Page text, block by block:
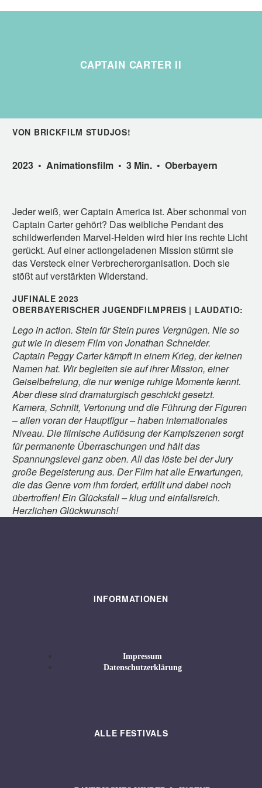
CAPTAIN CARTER II
VON BRICKFILM STUDJOS!
2023 • Animationsfilm • 3 Min. • Oberbayern
Jeder weiß, wer Captain America ist. Aber schonmal von
Captain Carter gehört? Das weibliche Pendant des
schildwerfenden Marvel-Helden wird hier ins rechte Licht
gerückt. Auf einer actiongeladenen Mission stürmt sie
das Versteck einer Verbrecherorganisation. Doch sie
stößt auf verstärkten Widerstand.
JUFINALE 2023
OBERBAYERISCHER JUGENDFILMPREIS | LAUDATIO:
Lego in action. Stein für Stein pures Vergnügen. Nie so
gut wie in diesem Film von Jonathan Schneider.
Captain Peggy Carter kämpft in einem Krieg, der keinen
Namen hat. Wir begleiten sie auf ihrer Mission, einer
Geiselbefreiung, die nur wenige ruhige Momente kennt.
Aber diese sind dramaturgisch geschickt gesetzt.
Kamera, Schnitt, Vertonung und die Führung der Figuren
– allen voran der Hauptfigur – haben internationales
Niveau. Die filmische Auflösung der Kampfszenen sorgt
für permanente Überraschungen und hält das
Spannungslevel ganz oben. All das löste bei der Jury
große Begeisterung aus. Der Film hat alle Erwartungen,
die das Genre vom ihm fordert, erfüllt und dabei noch
übertroffen! Ein Glücksfall – klug und einfallsreich.
Herzlichen Glückwunsch!
INFORMATIONEN
Impressum
Datenschutzerklärung
ALLE FESTIVALS